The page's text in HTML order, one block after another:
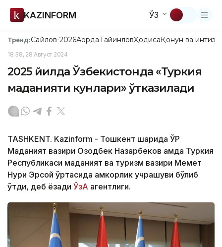
KAZINFORM ЎЗ
Тренд:Сайлов-2026АқордаТайинловҲодисаҚонун ва
18:38, 28 Август 2024
2025 йилда Ўзбекистонда «Туркия
маданияти кунлари» ўтказилади
TASHKENT. Kazinform - Тошкент шаҳрида ЎР
Маданият вазири Озодбек Назарбеков ҳамда Туркия
Республикаси маданият ва туризм вазири Меҳмет
Нури Эрсой ўртасида ҳамкорлик учрашуви бўлиб
ўтди, деб ёзади ЎзА агентлиги.